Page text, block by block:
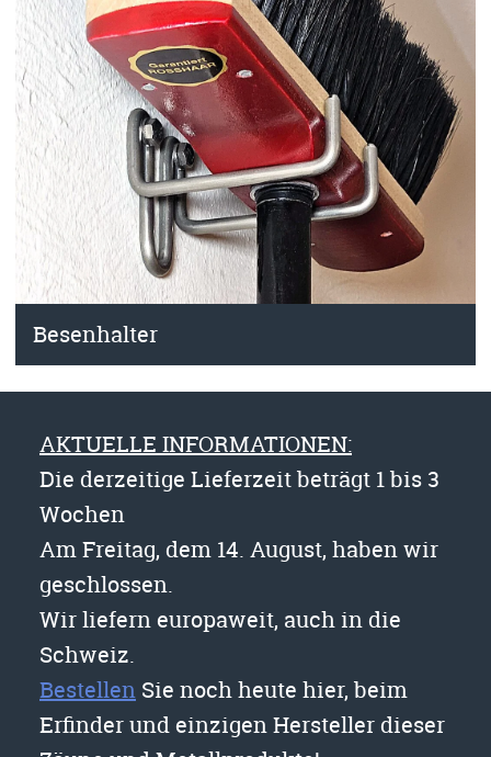
Besenhalter
AKTUELLE INFORMATIONEN:
Die derzeitige Lieferzeit beträgt 1 bis 3
Wochen
Am Freitag, dem 14. August, haben wir
geschlossen.
Wir liefern europaweit, auch in die
Schweiz.
Bestellen Sie noch heute hier, beim
Erfinder und einzigen Hersteller dieser